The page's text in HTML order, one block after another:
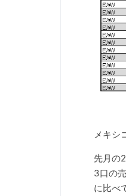
メキシ
先月の
3口の
に比べ